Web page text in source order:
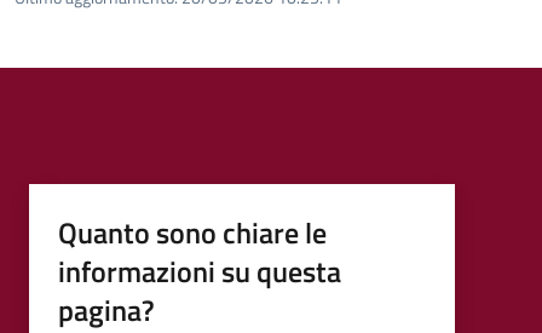
Quanto sono chiare le
informazioni su questa
pagina?